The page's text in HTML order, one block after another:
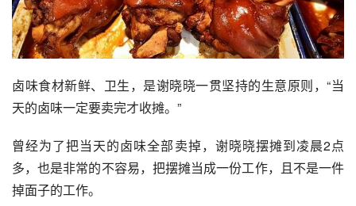
卤味食材新鲜、 卫生，是谢晓晓一贯坚持的生意原则，“当
天的卤味一定要卖完才收摊。”
曾经为了把当天的卤味全部卖掉，谢晓晓摆摊到凌晨2点
多，也是非常的不容易，把摆摊当成一份工作，且不是一件
掉面子的工作。